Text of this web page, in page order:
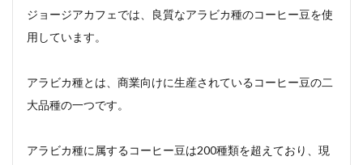
ジョージアカフェでは、良質なアラビカ種のコーヒー豆を使
用しています。
アラビカ種とは、商業向けに生産されているコーヒー豆の二
大品種の一つです。
アラビカ種に属するコーヒー豆は200種類を超えており、現